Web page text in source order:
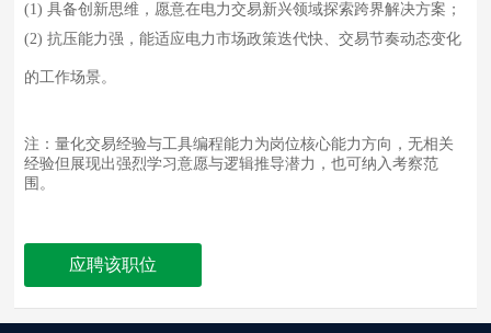
(1) 具备创新思维，愿意在电力交易新兴领域探索跨界解决方案；
(2) 抗压能力强，能适应电力市场政策迭代快、交易节奏动态变化
的工作场景。
注：量化交易经验与工具编程能力为岗位核心能力方向，无相关
经验但展现出强烈学习意愿与逻辑推导潜力，也可纳入考察范
围。
应聘该职位